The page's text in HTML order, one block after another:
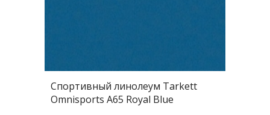
Спортивный линолеум Tarkett
Omnisports А65 Royal Blue